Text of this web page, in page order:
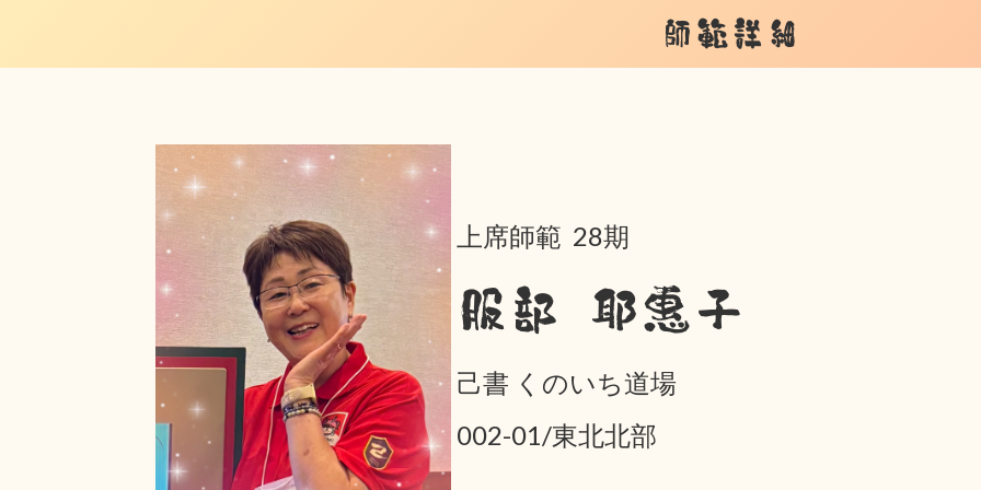
師範詳細
上席師範 28期
服部 耶惠子
己書 くのいち道場
002-01/東北北部